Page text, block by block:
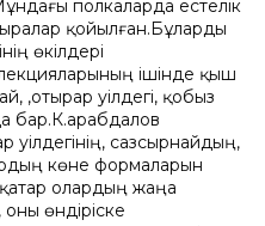
полкаларда естелік
қойылған.Бұларды
өкілдері
ішінде қыш
,отырар уілдегі, қобыз
бар.К.Қарабдалов
уілдегінің, сазсырнайдың,
көне формаларын
олардың жаңа
өндіріске